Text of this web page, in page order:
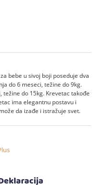
bebe u sivoj boji poseduje dva
do 6 meseci, težine do 9kg.
težine do 15kg. Krevetac takođe
ima elegantnu postavu i
da izađe i istražuje svet.